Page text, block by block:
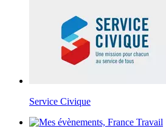
Service Civique